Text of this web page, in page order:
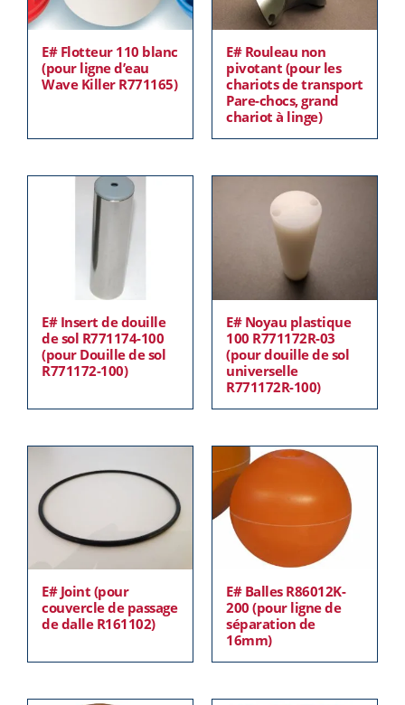
E# Flotteur 110 blanc
(pour ligne d’eau
Wave Killer R771165)
E# Rouleau non
pivotant (pour les
chariots de transport
Pare-chocs, grand
chariot à linge)
E# Insert de douille
de sol R771174-100
(pour Douille de sol
R771172-100)
E# Noyau plastique
100 R771172R-03
(pour douille de sol
universelle
R771172R-100)
E# Joint (pour
couvercle de passage
de dalle R161102)
E# Balles R86012K-
200 (pour ligne de
séparation de
16mm)